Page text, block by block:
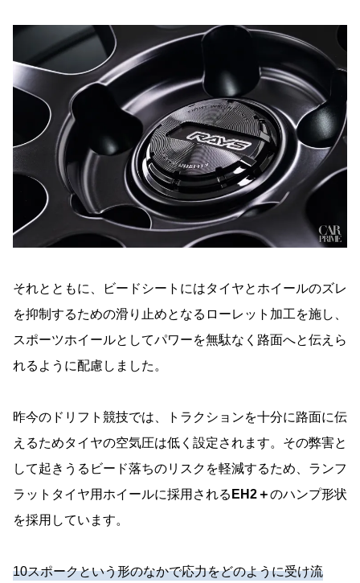
それとともに、ビードシートにはタイヤとホイールのズレ
を抑制するための滑り止めとなるローレット加工を施し、
スポーツホイールとしてパワーを無駄なく路面へと伝えら
れるように配慮しました。
昨今のドリフト競技では、トラクションを十分に路面に伝
えるためタイヤの空気圧は低く設定されます。その弊害と
して起きうるビード落ちのリスクを軽減するため、ランフ
ラットタイヤ用ホイールに採用される EH2＋のハンプ形状
を採用しています。
10スポークという形のなかで応力をどのように受け流